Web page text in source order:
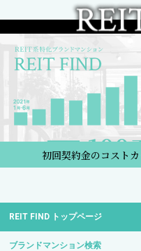
初回契約金のコスト
REIT FIND トップページ
ブランドマンション検索